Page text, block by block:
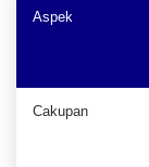
Aspek
Cakupan